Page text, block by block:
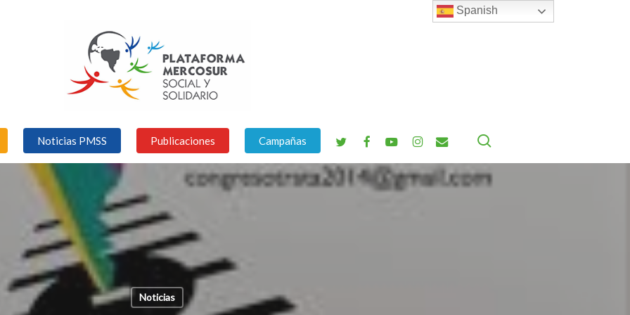
Noticias PMSS Publicaciones Campañas twitter facebookyoutubeinstagram
email
Noticias
Spanish